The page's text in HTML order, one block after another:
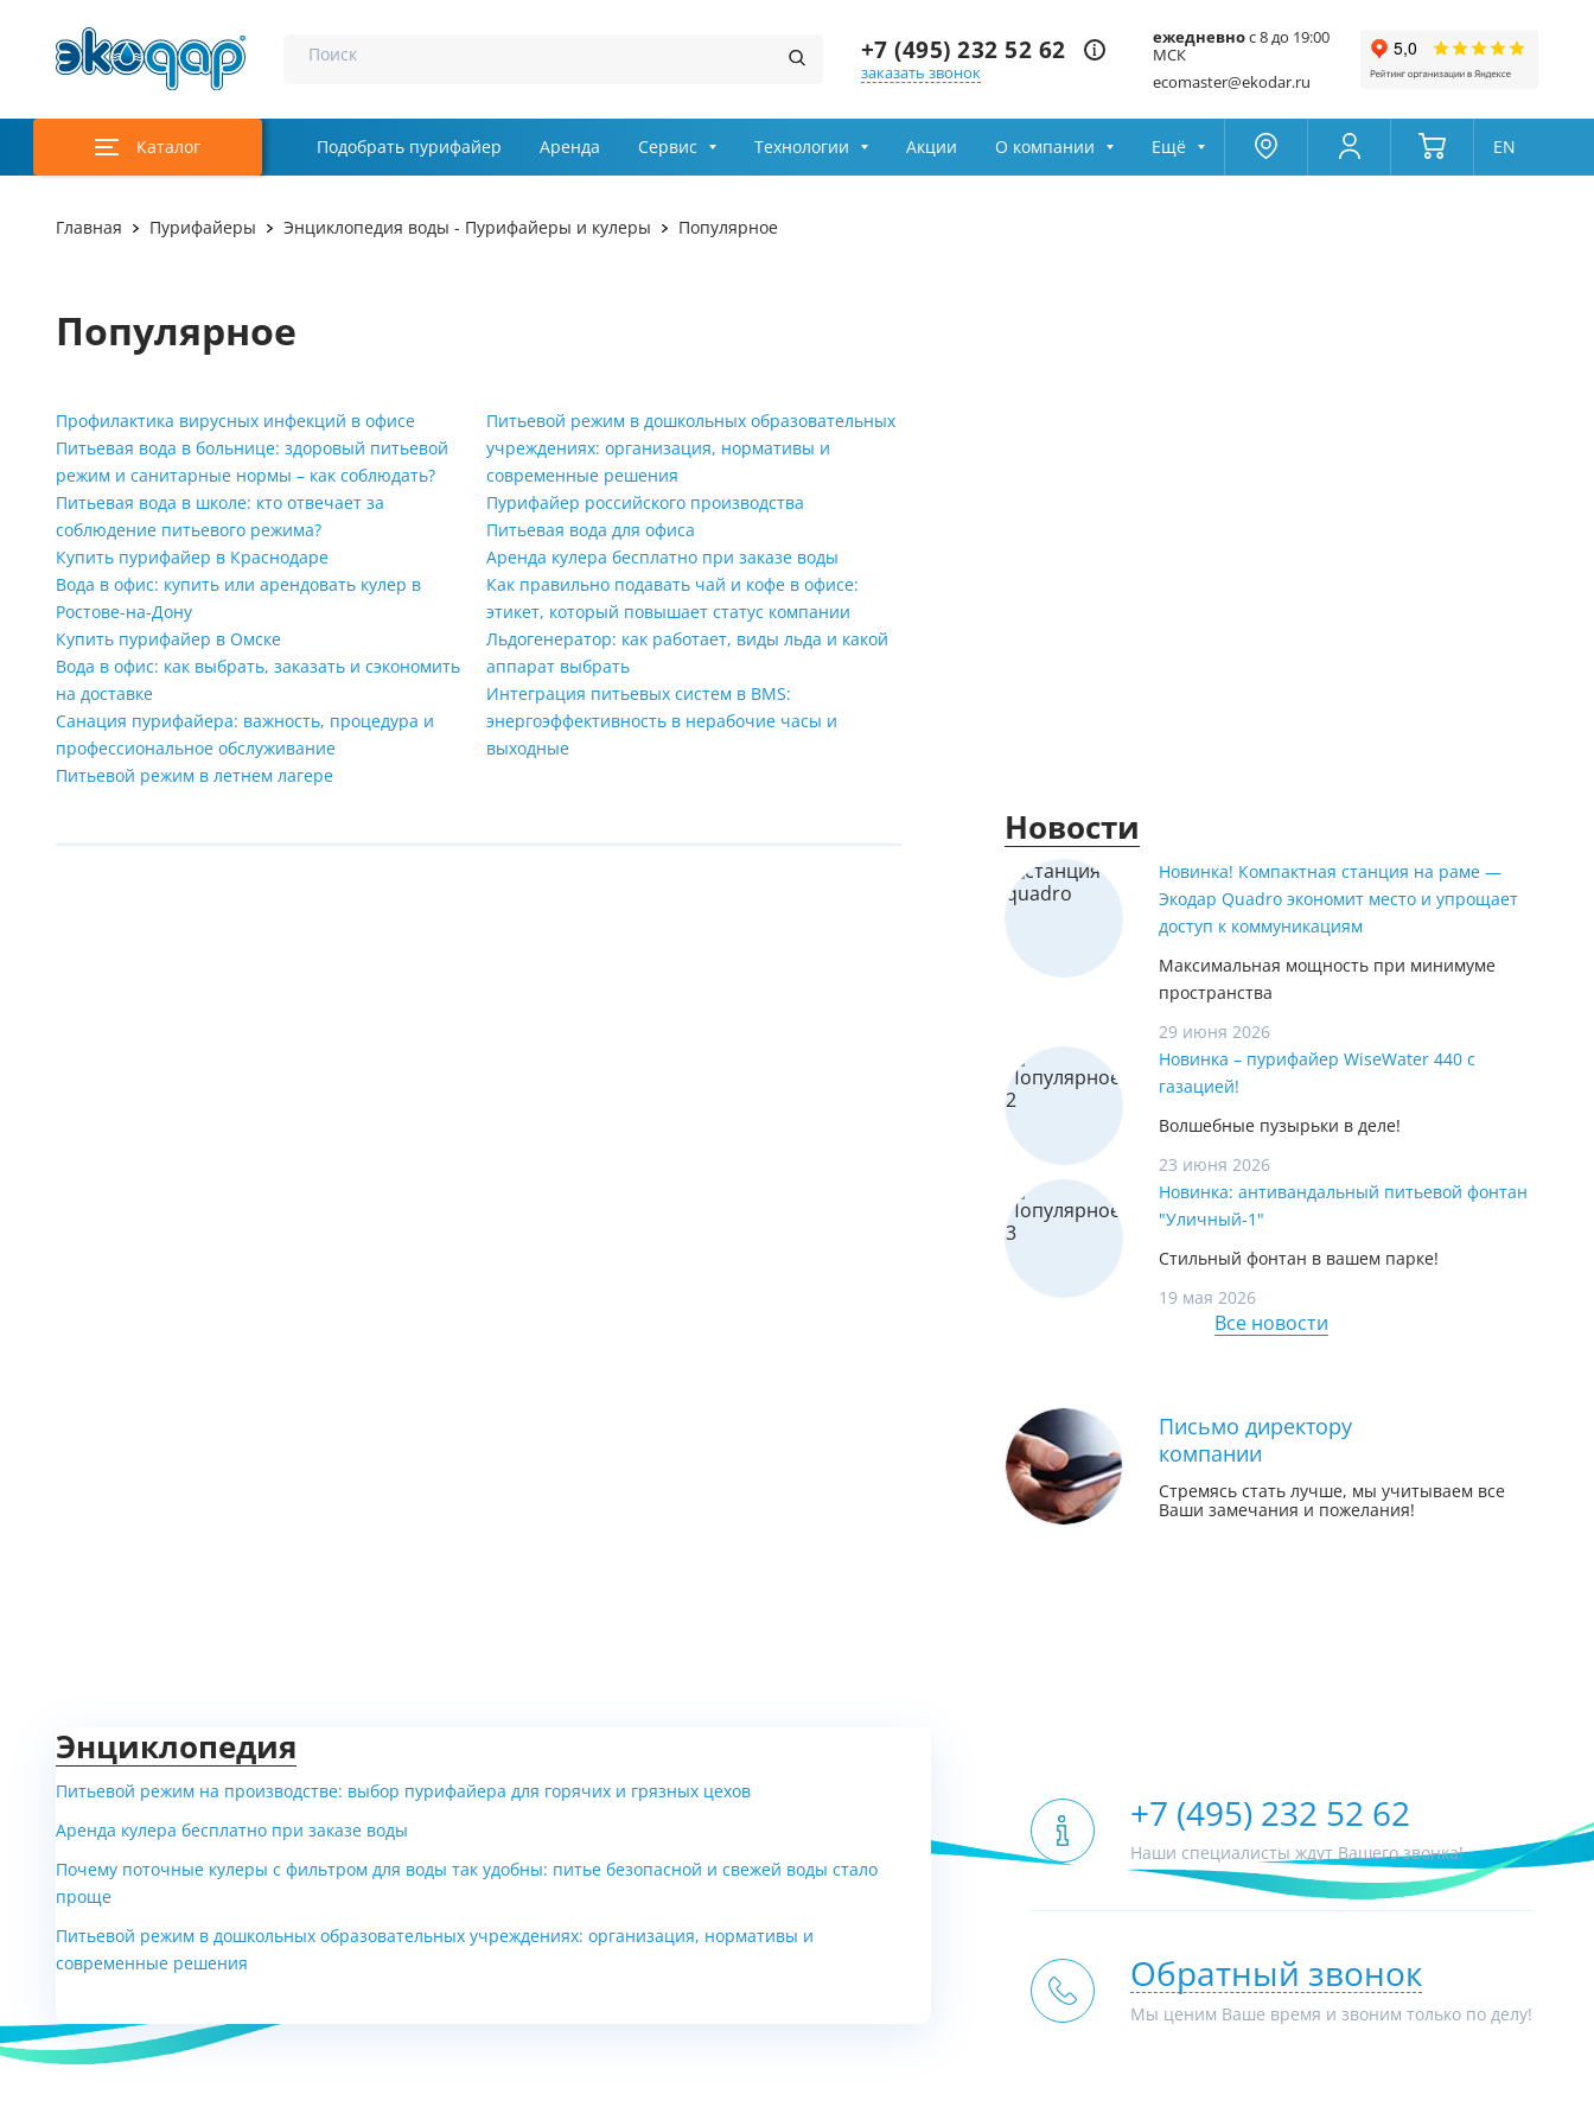
Поиск +7 (495) 232 52 62
Заказ звонка
Я принимаю условия
заказать звонок
ежедневнос 8 до 19:00
МСК
ecomaster@ekodar.ru
Каталог Подобрать пурифайер Аренда Сервис Технологии Акции О компании Ещё EN
Главная Пурифайеры Энциклопедия воды - Пурифайеры и кулеры Популярное
Популярное
Профилактика вирусных инфекций в офисе
Питьевая вода в больнице: здоровый питьевой
режим и санитарные нормы – как соблюдать?
Питьевая вода в школе: кто отвечает за
соблюдение питьевого режима?
Купить пурифайер в Краснодаре
Вода в офис: купить или арендовать кулер в
Ростове-на-Дону
Купить пурифайер в Омске
Вода в офис: как выбрать, заказать и сэкономить
на доставке
Санация пурифайера: важность, процедура и
профессиональное обслуживание
Питьевой режим в летнем лагере
Питьевой режим в дошкольных образовательных
учреждениях: организация, нормативы и
современные решения
Пурифайер российского производства
Питьевая вода для офиса
Аренда кулера бесплатно при заказе воды
Как правильно подавать чай и кофе в офисе:
этикет, который повышает статус компании
Льдогенератор: как работает, виды льда и какой
аппарат выбрать
Интеграция питьевых систем в BMS:
энергоэффективность в нерабочие часы и
выходные
Новости
Новинка! Компактная станция на раме —
Экодар Quadro экономит место и упрощает
доступ к коммуникациям
Максимальная мощность при минимуме
пространства
29 июня 2026
Новинка – пурифайер WiseWater 440 с
газацией!
Волшебные пузырьки в деле!
23 июня 2026
Новинка: антивандальный питьевой фонтан
"Уличный-1"
Стильный фонтан в вашем парке!
19 мая 2026
Все новости
Письмо директору
компании
Стремясь стать лучше, мы учитываем все
Ваши замечания и пожелания!
Энциклопедия
Питьевой режим на производстве: выбор пурифайера для горячих и грязных цехов
Аренда кулера бесплатно при заказе воды
Почему поточные кулеры с фильтром для воды так удобны: питье безопасной и свежей воды стало
проще
Питьевой режим в дошкольных образовательных учреждениях: организация, нормативы и
современные решения
+7 (495) 232 52 62
Наши специалисты ждут Вашего звонка!
Обратный звонок
Мы ценим Ваше время и звоним только по делу!